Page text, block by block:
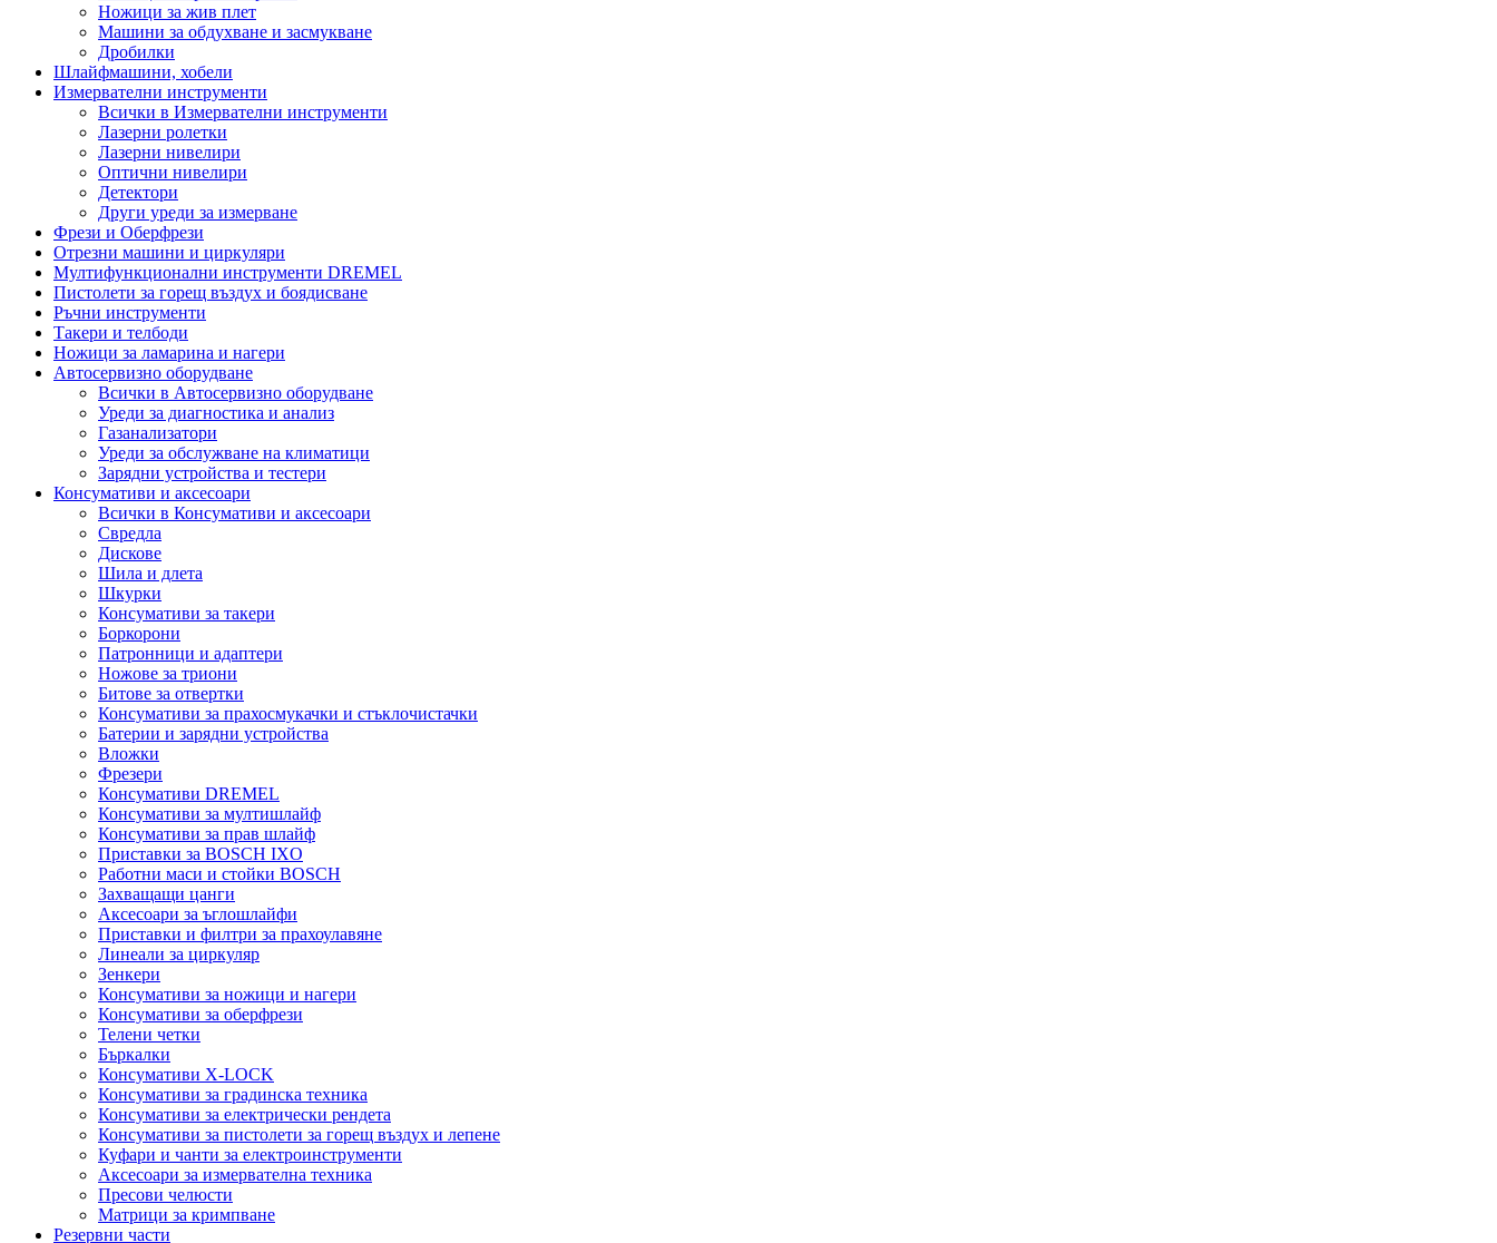
Ножици за жив плет
Машини за обдухване и засмукване
Дробилки
Шлайфмашини, хобели
Измервателни инструменти
Всички в Измервателни инструменти
Лазерни ролетки
Лазерни нивелири
Оптични нивелири
Детектори
Други уреди за измерване
Фрези и Оберфрези
Отрезни машини и циркуляри
Мултифункционални инструменти DREMEL
Пистолети за горещ въздух и боядисване
Ръчни инструменти
Такери и телбоди
Ножици за ламарина и нагери
Автосервизно оборудване
Всички в Автосервизно оборудване
Уреди за диагностика и анализ
Газанализатори
Уреди за обслужване на климатици
Зарядни устройства и тестери
Консумативи и аксесоари
Всички в Консумативи и аксесоари
Свредла
Дискове
Шила и длета
Шкурки
Консумативи за такери
Боркорони
Патронници и адаптери
Ножове за триони
Битове за отвертки
Консумативи за прахосмукачки и стъклочистачки
Батерии и зарядни устройства
Вложки
Фрезери
Консумативи DREMEL
Консумативи за мултишлайф
Консумативи за прав шлайф
Приставки за BOSCH IXO
Работни маси и стойки BOSCH
Захващащи цанги
Аксесоари за ъглошлайфи
Приставки и филтри за прахоулавяне
Линеали за циркуляр
Зенкери
Консумативи за ножици и нагери
Консумативи за оберфрези
Телени четки
Бъркалки
Консумативи X-LOCK
Консумативи за градинска техника
Консумативи за електрически рендета
Консумативи за пистолети за горещ въздух и лепене
Куфари и чанти за електроинструменти
Аксесоари за измервателна техника
Пресови челюсти
Матрици за кримпване
Резервни части